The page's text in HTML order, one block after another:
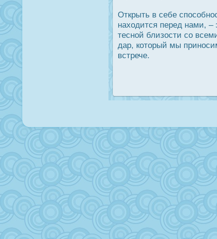
Открыть в себе
находится перед нами, –
тесной близοсти со
дар, который мы
встрече.